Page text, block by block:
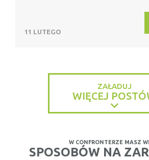
11 LUTEGO
ZAŁADUJ
WIĘCEJ
W CONFRONTERZE MASZ
SPOSOBÓW NA